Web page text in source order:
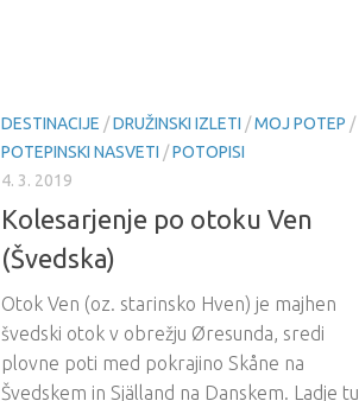
DESTINACIJE /DRUŽINSKI IZLETI /MOJ POTEP /
POTEPINSKI NASVETI /POTOPISI
4. 3. 2019
Kolesarjenje po otoku Ven
(Švedska)
Otok Ven (oz. starinsko Hven) je majhen
švedski otok v obrežju Øresunda, sredi
plovne poti med pokrajino Skåne na
Švedskem in Själland na Danskem. Ladje tu